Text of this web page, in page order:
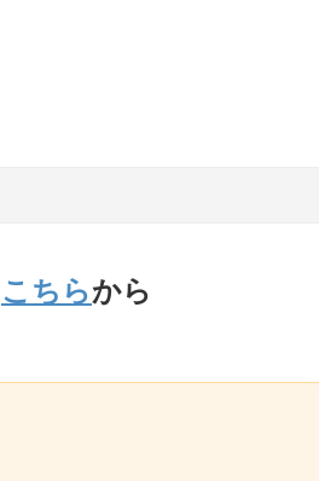
こちらから